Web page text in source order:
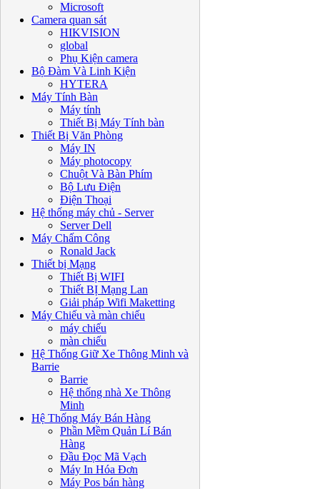
Microsoft
Camera quan sát
HIKVISION
global
Phụ Kiện camera
Bộ Đàm Và Linh Kiện
HYTERA
Máy Tính Bàn
Máy tính
Thiết Bị Máy Tính bàn
Thiết Bị Văn Phòng
Máy IN
Máy photocopy
Chuột Và Bàn Phím
Bộ Lưu Điện
Điện Thoại
Hệ thống máy chủ - Server
Server Dell
Máy Chấm Công
Ronald Jack
Thiết bị Mạng
Thiết Bị WIFI
Thiết BỊ Mạng Lan
Giải pháp Wifi Maketting
Máy Chiếu và màn chiếu
máy chiếu
màn chiếu
Hệ Thống Giữ Xe Thông Minh và
Barrie
Barrie
Hệ thống nhà Xe Thông
Minh
Hệ Thống Máy Bán Hàng
Phần Mềm Quản Lí Bán
Hàng
Đầu Đọc Mã Vạch
Máy In Hóa Đơn
Máy Pos bán hàng